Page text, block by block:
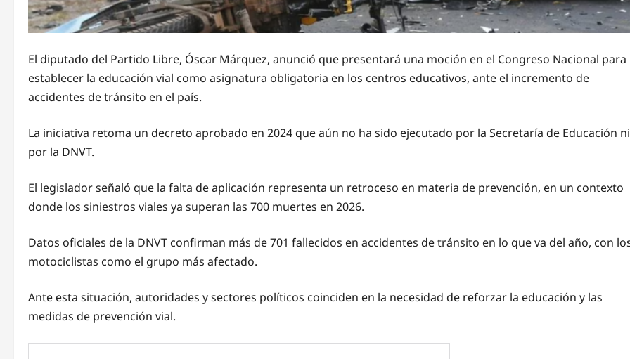
El diputado del Partido Libre, Óscar Márquez, anunció que presentará una moción en el Congreso Nacional para
establecer la educación vial como asignatura obligatoria en los centros educativos, ante el incremento de
accidentes de tránsito en el país.
La iniciativa retoma un decreto aprobado en 2024 que aún no ha sido ejecutado por la Secretaría de Educación ni
por la DNVT.
El legislador señaló que la falta de aplicación representa un retroceso en materia de prevención, en un contexto
donde los siniestros viales ya superan las 700 muertes en 2026.
Datos oficiales de la DNVT confirman más de 701 fallecidos en accidentes de tránsito en lo que va del año, con
motociclistas como el grupo más afectado.
Ante esta situación, autoridades y sectores políticos coinciden en la necesidad de reforzar la educación y las
medidas de prevención vial.